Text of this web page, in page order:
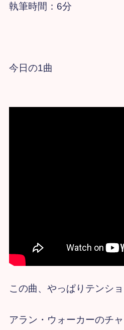
執筆時間：6分
今日の1曲
この曲、やっぱりテンショ
アラン・ウォーカーのチ